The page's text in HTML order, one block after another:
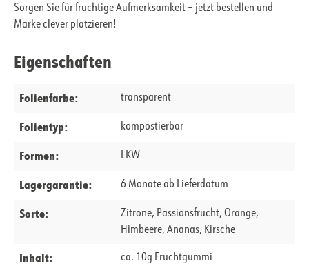
Sorgen Sie für fruchtige Aufmerksamkeit – jetzt bestellen und
Marke clever platzieren!
Eigenschaften
Folienfarbe: transparent
Folientyp: kompostierbar
Formen: LKW
Lagergarantie: 6 Monate ab Lieferdatum
Sorte:
Zitrone, Passionsfrucht, Orange,
Himbeere, Ananas, Kirsche
Inhalt: ca. 10g Fruchtgummi